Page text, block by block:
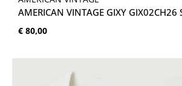
AMERICAN VINTAGE GIXY
Normale prijs:
€ 80,00